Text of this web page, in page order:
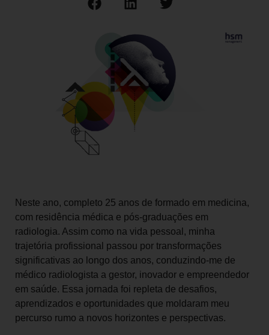
Neste ano, completo 25 anos de formado em medicina,
com residência médica e pós-graduações em
radiologia. Assim como na vida pessoal, minha
trajetória profissional passou por transformações
significativas ao longo dos anos, conduzindo-me de
médico radiologista a gestor, inovador e empreendedor
em saúde. Essa jornada foi repleta de desafios,
aprendizados e oportunidades que moldaram meu
percurso rumo a novos horizontes e perspectivas.